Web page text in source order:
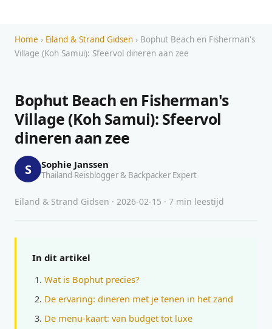
Home › Eiland & Strand Gidsen › Bophut Beach en Fisherman's
Village (Koh Samui): Sfeervol dineren aan zee
Bophut Beach en Fisherman's
Village (Koh Samui): Sfeervol
dineren aan zee
S Sophie Janssen
Thailand Reisblogger & Backpacker Expert
Eiland & Strand Gidsen · 2026-02-15 · 7 min leestijd
In dit artikel
Wat is Bophut precies?
De ervaring: dineren met je tenen in het zand
De menu-kaart: van budget tot luxe